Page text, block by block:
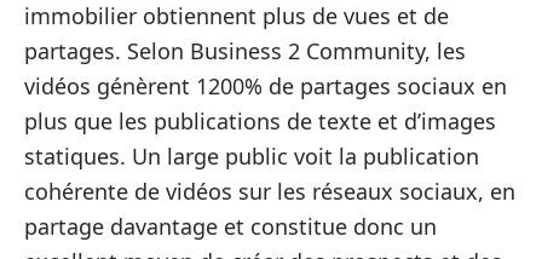
immobilier obtiennent plus de vues et de
partages. Selon Business 2 Community, les
vidéos génèrent 1200% de partages sociaux en
plus que les publications de texte et d’images
statiques. Un large public voit la publication
cohérente de vidéos sur les réseaux sociaux, en
partage davantage et constitue donc un